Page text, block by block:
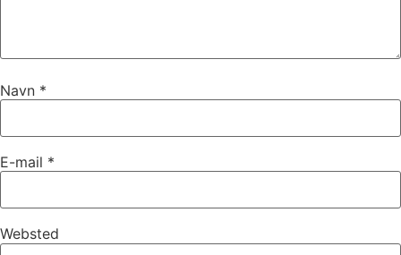
Navn *
E-mail *
Websted